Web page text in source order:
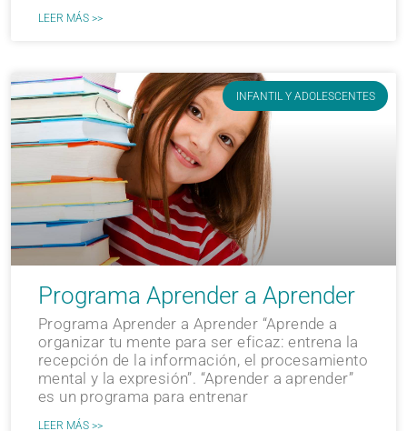
LEER MÁS >>
INFANTIL Y ADOLESCENTES
Programa Aprender a Aprender
Programa Aprender a Aprender “Aprende a
organizar tu mente para ser eficaz: entrena la
recepción de la información, el procesamiento
mental y la expresión”. “Aprender a aprender”
es un programa para entrenar
LEER MÁS >>